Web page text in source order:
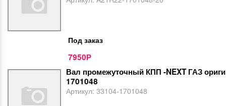
Под заказ
7950Р
Вал промежуточный КПП -NEXT ГАЗ
1701048
Артикул: 33104-1701048